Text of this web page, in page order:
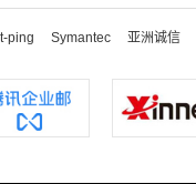
ping Symantec 亚洲诚信